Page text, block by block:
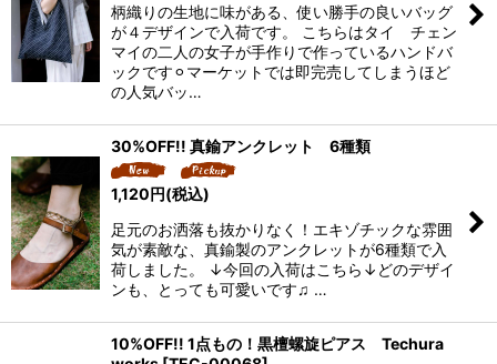
柄織りの生地に味がある、使い勝手の良いバッグ
が４デザインで入荷です。 こちらはタイ チェン
マイの二人の女子が手作りで作っているハンドバ
ックです⚪︎マーケットでは即完売してしまうほど
の人気バッ…
30%OFF!! 真鍮アンクレット 6種類
1,120円(税込)
足元のお洒落も抜かりなく！エキゾチックな雰囲
気が素敵な、真鍮製のアンクレットが6種類で入
荷しました。 ↓今回の入荷はこちら↓どのデザイ
ンも、とっても可愛いです♫ …
10%OFF!! 1点もの！黒檀螺旋ピアス Techura